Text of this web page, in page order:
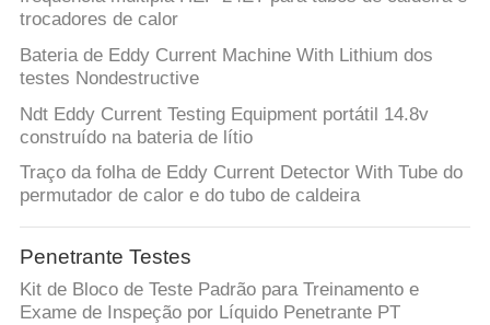
trocadores de calor
Bateria de Eddy Current Machine With Lithium dos
testes Nondestructive
Ndt Eddy Current Testing Equipment portátil 14.8v
construído na bateria de lítio
Traço da folha de Eddy Current Detector With Tube do
permutador de calor e do tubo de caldeira
Penetrante Testes
Kit de Bloco de Teste Padrão para Treinamento e
Exame de Inspeção por Líquido Penetrante PT